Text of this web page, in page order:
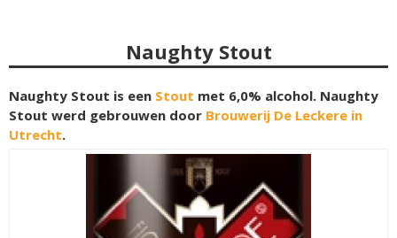
Naughty Stout
Naughty Stout is een Stout met 6,0% alcohol. Naughty
Stout werd gebrouwen door Brouwerij De Leckere in
Utrecht.